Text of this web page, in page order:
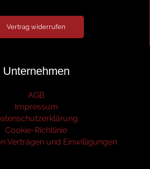
Vertrag widerrufen
Unternehmen
AGB
Impressum
Cookie-Richtlinie
Verträgen und Einwilligungen